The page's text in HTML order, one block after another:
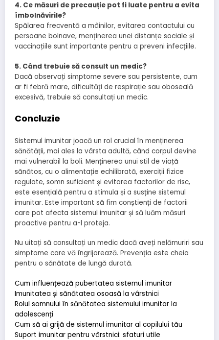
4. Ce măsuri de precauție pot fi luate pentru a evita
îmbolnăvirile?
Spălarea frecventă a mâinilor, evitarea contactului cu
persoane bolnave, menținerea unei distanțe sociale și
vaccinațiile sunt importante pentru a preveni infecțiile.
5. Când trebuie să consult un medic?
Dacă observați simptome severe sau persistente, cum
ar fi febră mare, dificultăți de respirație sau oboseală
excesivă, trebuie să consultați un medic.
Concluzie
Sistemul imunitar joacă un rol crucial în menținerea
sănătății, mai ales la vârsta adultă, când corpul devine
mai vulnerabil la boli. Menținerea unui stil de viață
sănătos, cu o alimentație echilibrată, exerciții fizice
regulate, somn suficient și evitarea factorilor de risc,
este esențială pentru a stimula și a susține sistemul
imunitar. Este important să fim conștienți de factorii
care pot afecta sistemul imunitar și să luăm măsuri
proactive pentru a-l proteja.
Nu uitați să consultați un medic dacă aveți nelămuriri sau
simptome care vă îngrijorează. Prevenția este cheia
pentru o sănătate de lungă durată.
Cum influențează pubertatea sistemul imunitar
Imunitatea și sănătatea osoasă la vârstnici
Rolul somnului în sănătatea sistemului imunitar la
adolescenți
Cum să ai grijă de sistemul imunitar al copilului tău
Suport imunitar pentru vârstnici: sfaturi utile